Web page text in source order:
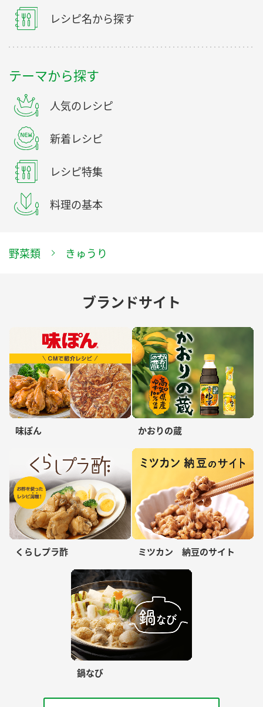
レシピ名から探す
テーマから探す
人気のレシピ
新着レシピ
レシピ特集
料理の基本
野菜類 きゅうり
ブランドサイト
味ぽん かおりの蔵
くらしプラ酢 ミツカン 納豆のサイト
鍋なび